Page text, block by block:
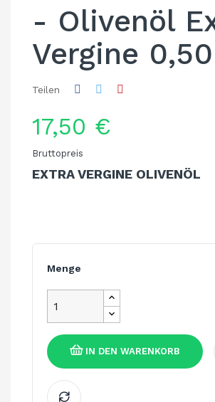
- Olivenöl
Vergine 0,50
Teilen
17,50 €
Bruttopreis
EXTRA VERGINE OLIVENÖL
Menge
IN DEN WARENKORB